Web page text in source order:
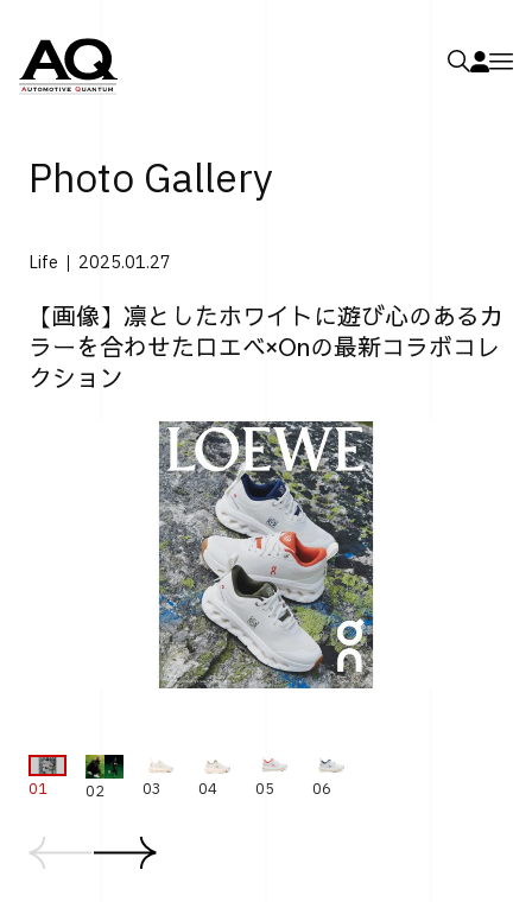
Photo Gallery
Life 2025.01.27
【画像】凛としたホワイトに遊び心のあるカ
ラーを合わせたロエベ×Onの最新コラボコレ
クション
01 02 03 04 05 06